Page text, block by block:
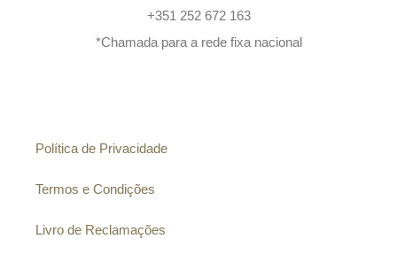
+351 252 672 163
*Chamada para a rede fixa nacional
Política de Privacidade
Termos e Condições
Livro de Reclamações